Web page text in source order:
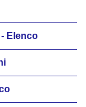
Elenco